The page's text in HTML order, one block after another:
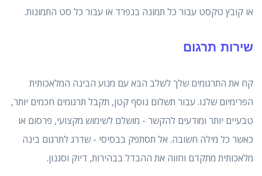
או קובץ טקסט עבור כל תמונה בנפרד או עבור כל סט התמונות.
שירות תרגום
קח את התרגומים שלך לשלב הבא עם מנוע הבינה המלאכותית
הפרימיום שלנו. עבור תשלום נוסף קטן, תקבל תרגומים חכמים יותר,
טבעיים יותר ומודעים להקשר - מושלם לשימוש מקצועי, פרסום או
כאשר כל מילה חשובה. אל תסתפק בבסיסי - שדרג לתרגום בינה
מלאכותית מתקדם וחווה את ההבדל בבהירות, דיוק וסגנון.